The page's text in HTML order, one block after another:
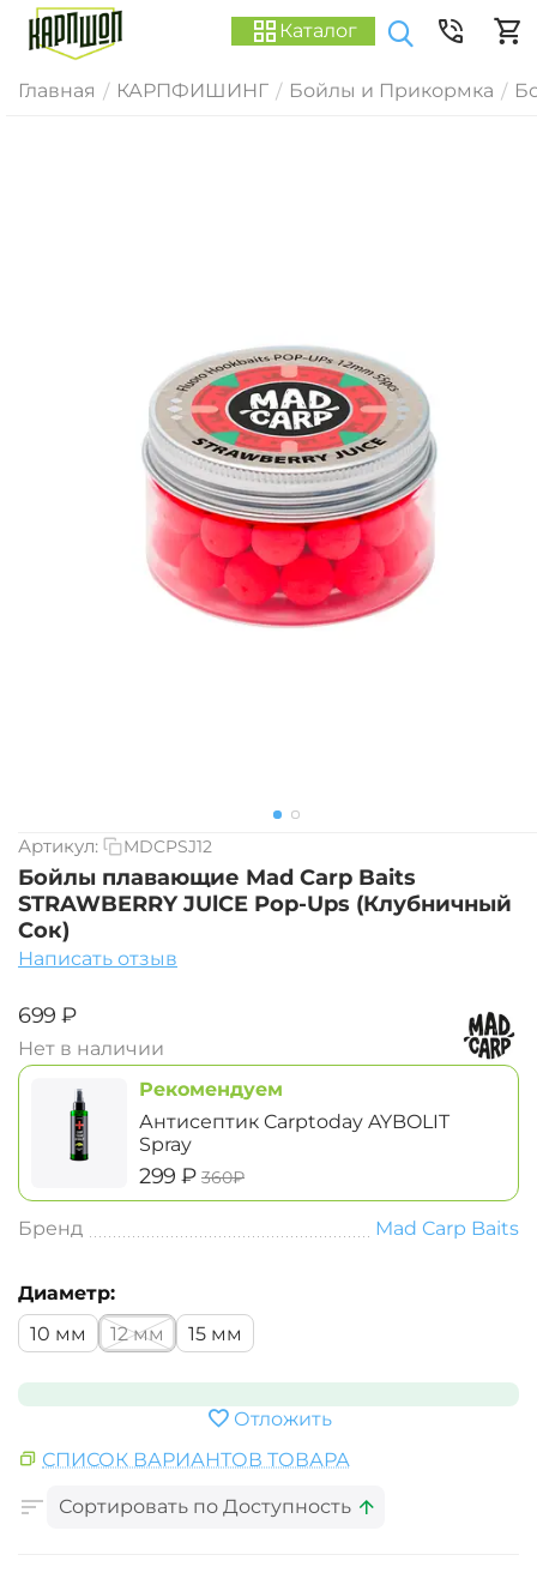
Каталог
Главная / КАРПФИШИНГ / Бойлы и Прикормка /
Артикул: MDCPSJ12
Бойлы плавающие Mad Carp Baits
STRAWBERRY JUlCE Pop-Ups (Клубничный
Сок)
Написать отзыв
‍699‍ ₽
Нет в наличии
Рекомендуем
Антисептик Carptoday AYBOLIT
Spray
‍299‍ ₽ ‍360‍₽
Бренд Mad Carp Baits
Диаметр:
10 мм
12 мм 15 мм
Отложить
СПИСОК ВАРИАНТОВ ТОВАРА
Сортировать по Доступность